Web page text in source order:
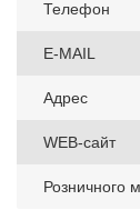
Телефон
E-MAIL
Адрес
WEB-сайт
Розничного